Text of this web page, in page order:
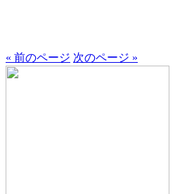
« 前のページ 次のページ »